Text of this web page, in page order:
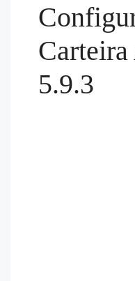
5.9.3